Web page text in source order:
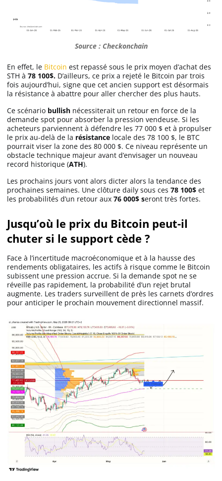
Source : Checkonchain
En effet, le Bitcoin est repassé sous le prix moyen d’achat des
STH à 78 100$. D’ailleurs, ce prix a rejeté le Bitcoin par trois
fois aujourd’hui, signe que cet ancien support est désormais
la résistance à abattre pour aller chercher des plus hauts.
Ce scénario bullish nécessiterait un retour en force de la
demande spot pour absorber la pression vendeuse. Si les
acheteurs parviennent à défendre les 77 000 $ et à propulser
le prix au-delà de la résistance locale des 78 100 $, le BTC
pourrait viser la zone des 80 000 $. Ce niveau représente un
obstacle technique majeur avant d’envisager un nouveau
record historique (ATH).
Les prochains jours vont alors dicter alors la tendance des
prochaines semaines. Une clôture daily sous ces 78 100$ et
les probabilités d’un retour aux 76 000$ seront très fortes.
Jusqu’où le prix du Bitcoin peut-il
chuter si le support cède ?
Face à l’incertitude macroéconomique et à la hausse des
rendements obligataires, les actifs à risque comme le Bitcoin
subissent une pression accrue. Si la demande spot ne se
réveille pas rapidement, la probabilité d’un rejet brutal
augmente. Les traders surveillent de près les carnets d’ordres
pour anticiper le prochain mouvement directionnel massif.